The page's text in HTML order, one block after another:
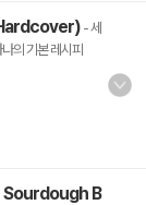
- 세
의 기본 레시피
B